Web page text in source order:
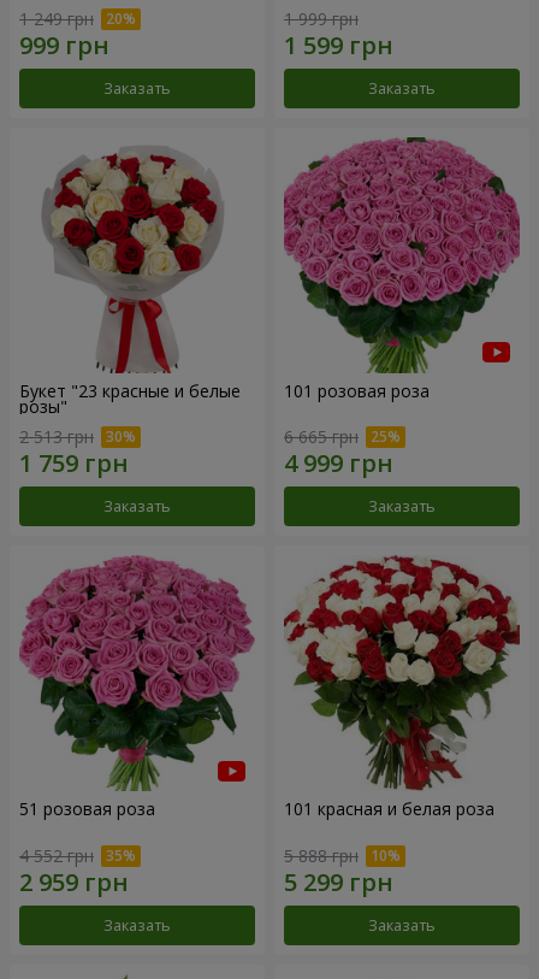
1 249 грн
Заказать
1 999 грн
Заказать
Букет "23 красные и белые
розы"
2 513 грн
Заказать
101 розовая роза
6 665 грн
Заказать
51 розовая роза
4 552 грн
Заказать
101 красная и белая роза
5 888 грн
Заказать